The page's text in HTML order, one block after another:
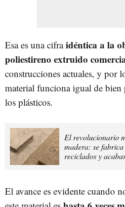
Esa es una cifraidéntica a la
poliestireno extruido
construcciones actuales, y por
material funciona igual de bien
los plásticos.
El revolucionario
madera: se
reciclados y
El avance es evidente cuando